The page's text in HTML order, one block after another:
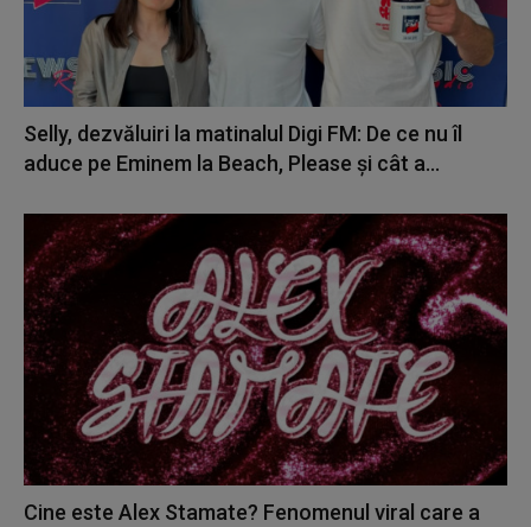
Selly, dezvăluiri la matinalul Digi FM: De ce nu îl
aduce pe Eminem la Beach, Please și cât a...
Cine este Alex Stamate? Fenomenul viral care a